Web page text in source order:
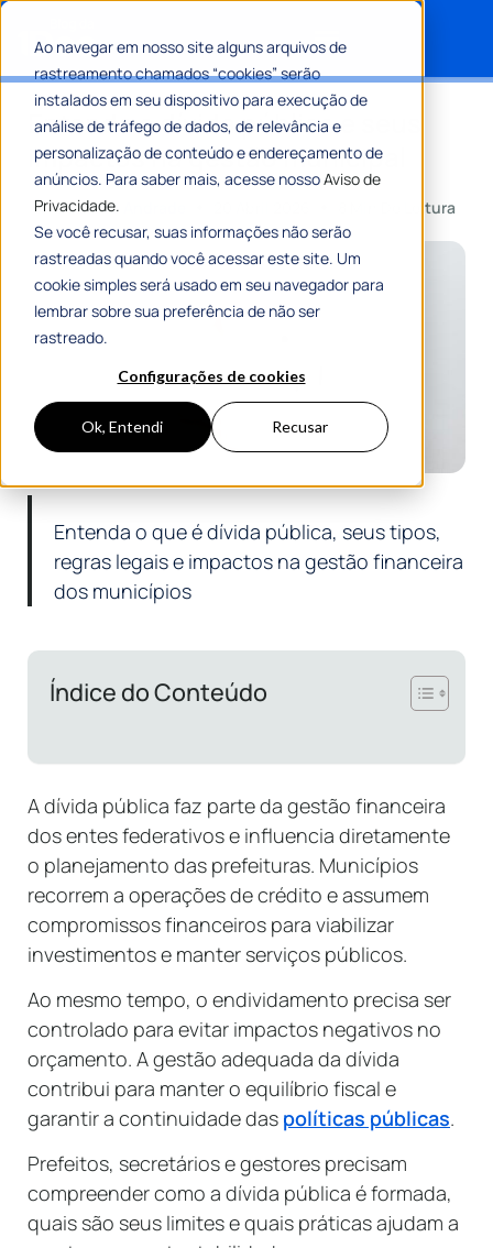
Ao navegar em nosso site alguns arquivos de
rastreamento chamados “cookies” serão
instalados em seu dispositivo para execução de
análise de tráfego de dados, de relevância e
personalização de conteúdo e endereçamento de
anúncios. Para saber mais, acesse nossoAviso de
Privacidade.
Se você recusar, suas informações não serão
rastreadas quando você acessar este site. Um
cookie simples será usado em seu navegador para
lembrar sobre sua preferência de não ser
rastreado.
Configurações de cookies
Ok, Entendi Recusar
Entenda a dívida pública e seus
impactos na gestão municipal
PorGustavo Andrade 8 Min De Leitura
Entenda o que é dívida pública, seus tipos,
regras legais e impactos na gestão financeira
dos municípios
Índice do Conteúdo
A dívida pública faz parte da gestão financeira
dos entes federativos e influencia diretamente
o planejamento das prefeituras. Municípios
recorrem a operações de crédito e assumem
compromissos financeiros para viabilizar
investimentos e manter serviços públicos.
Ao mesmo tempo, o endividamento precisa ser
controlado para evitar impactos negativos no
orçamento. A gestão adequada da dívida
contribui para manter o equilíbrio fiscal e
garantir a continuidade das políticas públicas.
Prefeitos, secretários e gestores precisam
compreender como a dívida pública é formada,
quais são seus limites e quais práticas ajudam a